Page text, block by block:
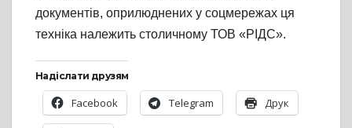
документів, оприлюднених у соцмережах ця
техніка належить столичному ТОВ «РІДС».
Надіслати друзям
Facebook Telegram Друк